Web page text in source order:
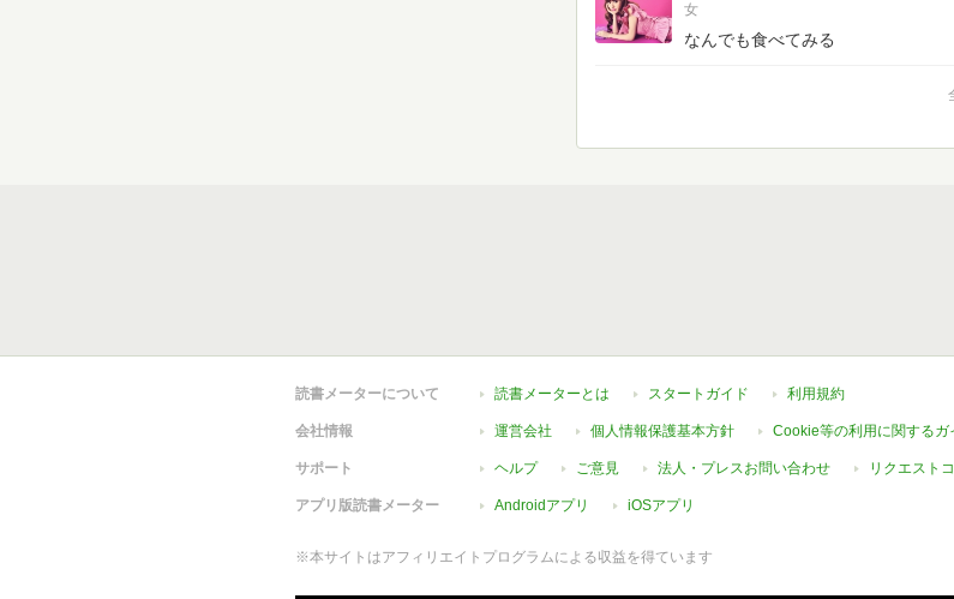
女
なんでも食べてみる
読書メーターについて 読書メーターとは スタートガイド 利用規約
会社情報 運営会社 個人情報保護基本方針 Cookie等の利用に関するガ
サポート ヘルプ ご意見 法人・プレスお問い合わせ リクエスト
アプリ版読書メーター Androidアプリ iOSアプリ
※本サイトはアフィリエイトプログラムによる収益を得ています